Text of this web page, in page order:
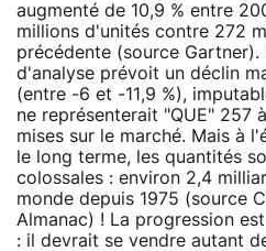
augmenté de 10,9 % entre
millions d'unités contre 272
précédente (source
d'analyse prévoit un déclin
(entre -6 et -11,9 %),
ne représenterait "QUE" 257
mises sur le marché. Mais à
le long terme, les quantités
colossales : environ 2,4
monde depuis 1975 (source
Almanac) ! La progression
: il devrait se vendre autant